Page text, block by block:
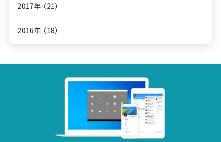
2017年 （21）
2016年 （18）